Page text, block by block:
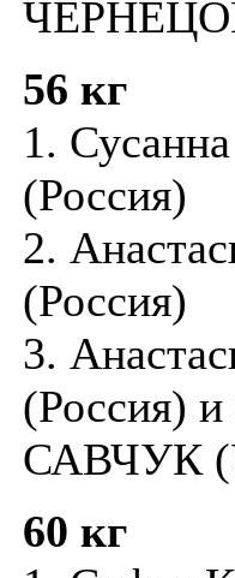
56 кг
1.
(Россия)
2.
(Россия)
3.
(Россия)
САВЧУК
60 кг